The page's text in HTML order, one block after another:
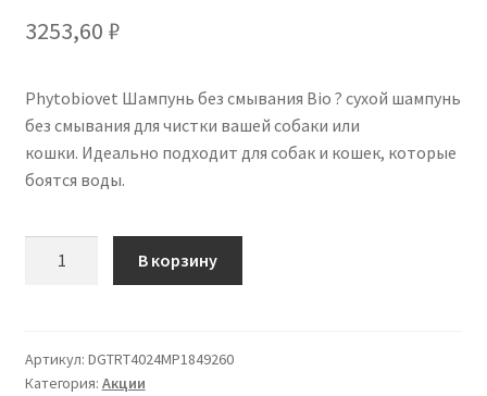
3253,60 ₽
Phytobiovet Шампунь без смывания Bio ? сухой шампунь
без смывания для чистки вашей собаки или
кошки. Идеально подходит для собак и кошек, которые
боятся воды.
без
смывания
В корзину
Артикул: DGTRT4024MP1849260
Категория: Акции